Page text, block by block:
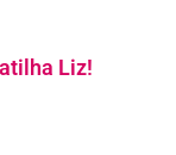
Liz!